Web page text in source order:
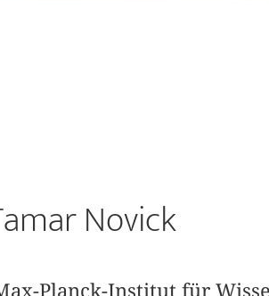
Novick
Planck-Institut für